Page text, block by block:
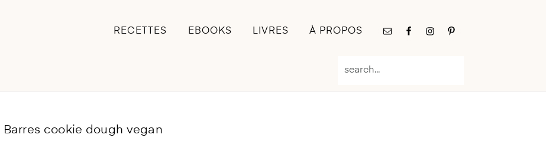
RECETTES EBOOKS LIVRES À PROPOS
Social
Menu
Barres cookie dough vegan